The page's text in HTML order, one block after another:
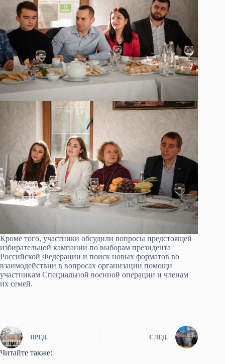
Кроме того, участники обсудили вопросы предстоящей
избирательной кампании по выборам президента
Российской Федерации и поиск новых форматов во
взаимодействии в вопросах организации помощи
участникам Специальной военной операции и членам
их семей.
ПРЕД. СЛЕД.
Читайте также: